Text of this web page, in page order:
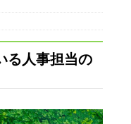
る人事担当の